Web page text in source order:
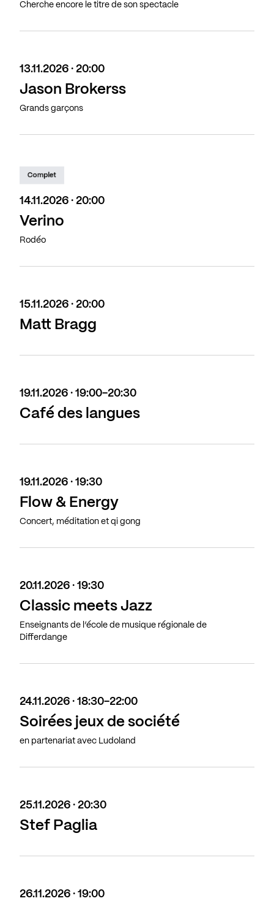
Cherche encore le titre de son spectacle
13.11.2026 · 20:00
Jason Brokerss
Grands garçons
Complet
14.11.2026 · 20:00
Verino
Rodéo
15.11.2026 · 20:00
Matt Bragg
19.11.2026 · 19:00-20:30
Café des langues
19.11.2026 · 19:30
Flow & Energy
Concert, méditation et qi gong
20.11.2026 · 19:30
Classic meets Jazz
Enseignants de l’école de musique régionale de
Differdange
24.11.2026 · 18:30-22:00
Soirées jeux de société
en partenariat avec Ludoland
25.11.2026 · 20:30
Stef Paglia
26.11.2026 · 19:00